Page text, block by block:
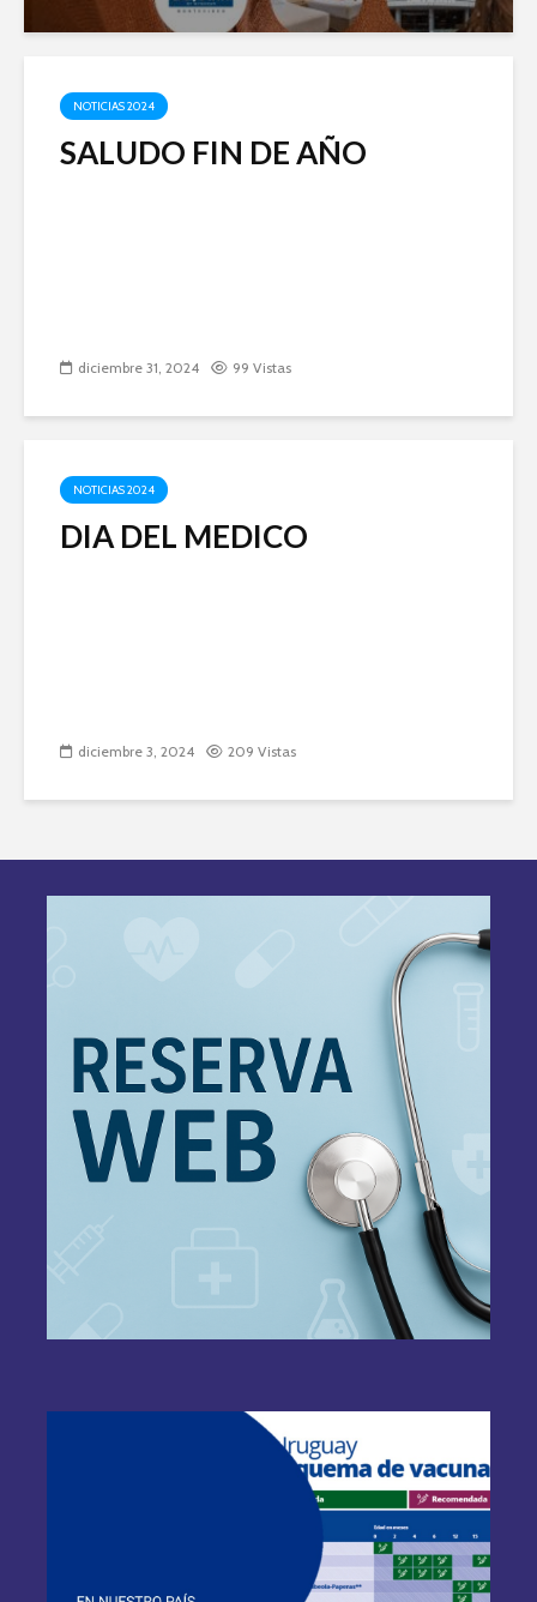
NOTICIAS 2024
SALUDO FIN DE AÑO
diciembre 31, 2024 99 Vistas
NOTICIAS 2024
DIA DEL MEDICO
diciembre 3, 2024 209 Vistas